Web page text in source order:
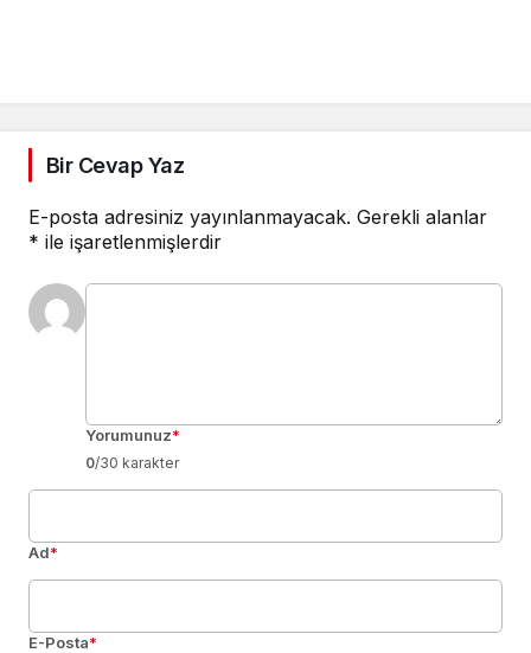
Bir Cevap Yaz
E-posta adresiniz yayınlanmayacak. Gerekli alanlar
* ile işaretlenmişlerdir
Yorumunuz*
0/30 karakter
Ad*
E-Posta*